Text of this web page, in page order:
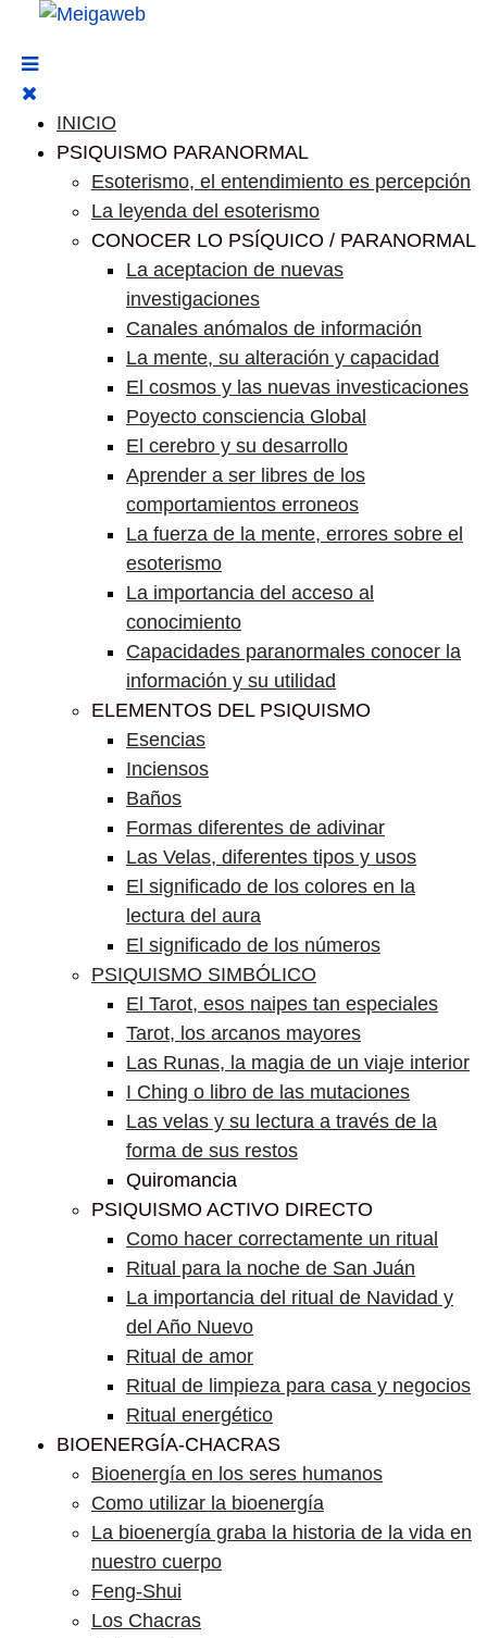
INICIO
PSIQUISMO PARANORMAL
Esoterismo, el entendimiento es percepción
La leyenda del esoterismo
CONOCER LO PSÍQUICO / PARANORMAL
La aceptacion de nuevas
investigaciones
Canales anómalos de información
La mente, su alteración y capacidad
El cosmos y las nuevas investicaciones
Poyecto consciencia Global
El cerebro y su desarrollo
Aprender a ser libres de los
comportamientos erroneos
La fuerza de la mente, errores sobre el
esoterismo
La importancia del acceso al
conocimiento
Capacidades paranormales conocer la
información y su utilidad
ELEMENTOS DEL PSIQUISMO
Esencias
Inciensos
Baños
Formas diferentes de adivinar
Las Velas, diferentes tipos y usos
El significado de los colores en la
lectura del aura
El significado de los números
PSIQUISMO SIMBÓLICO
El Tarot, esos naipes tan especiales
Tarot, los arcanos mayores
Las Runas, la magia de un viaje interior
I Ching o libro de las mutaciones
Las velas y su lectura a través de la
forma de sus restos
Quiromancia
PSIQUISMO ACTIVO DIRECTO
Como hacer correctamente un ritual
Ritual para la noche de San Juán
La importancia del ritual de Navidad y
del Año Nuevo
Ritual de amor
Ritual de limpieza para casa y negocios
Ritual energético
BIOENERGÍA-CHACRAS
Bioenergía en los seres humanos
Como utilizar la bioenergía
La bioenergía graba la historia de la vida en
nuestro cuerpo
Feng-Shui
Los Chacras